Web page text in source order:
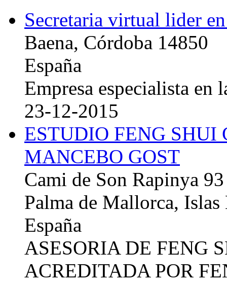
Secretaria virtual lider
Baena, Córdoba 14850
España
Empresa especialista en
23-12-2015
ESTUDIO FENG
MANCEBO GOST
Cami de Son Rapinya 93
Palma de Mallorca, Islas
España
ASESORIA DE FENG
ACREDITADA POR